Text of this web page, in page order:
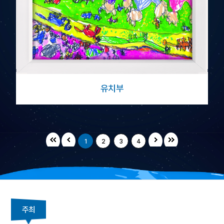
유치부
1 2 3 4
주최